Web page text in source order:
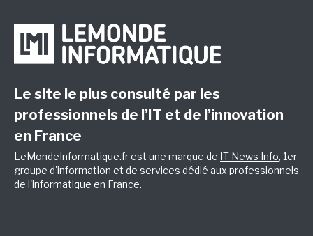
Le site le plus consulté par les
professionnels de l’IT et de l’innovation
en France
LeMondeInformatique.fr est une marque de IT News Info, 1er
groupe d'information et de services dédié aux professionnels
de l'informatique en France.